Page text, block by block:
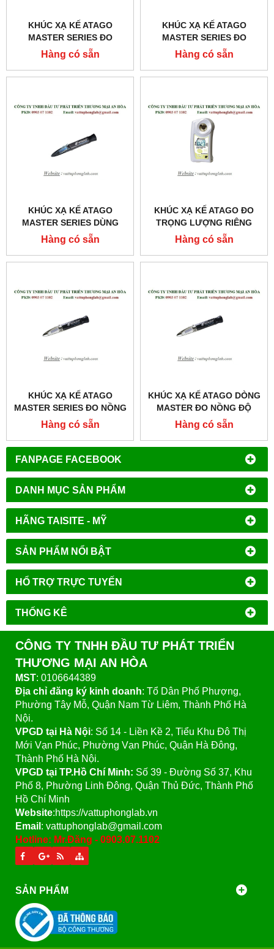
FANPAGE FACEBOOK
DANH MỤC SẢN PHẨM
HÃNG TAISITE - MỸ
SẢN PHẨM NỔI BẬT
HỔ TRỢ TRỰC TUYẾN
THỐNG KÊ
KHÚC XẠ KẾ ATAGO
MASTER SERIES ĐO
TRỌNG LƯỢNG RIÊNG
NƯỚC TIỂU
MODEL:MASTER-URC/NM
Hàng có sẵn
KHÚC XẠ KẾ ATAGO
MASTER SERIES ĐO
TRỌNG LƯỢNG RIÊNG
NƯỚC TIỂU
MODEL:MASTER-URC/NΑ
Hàng có sẵn
KHÚC XẠ KẾ ATAGO
MASTER SERIES DÙNG
CHO KHÁM VÀ CHỮA
BỆNH MODEL:MASTER-
SUR/NΑ
Hàng có sẵn
KHÚC XẠ KẾ ATAGO ĐO
TRỌNG LƯỢNG RIÊNG
NƯỚC TIỂU CỦA CHÓ
MODEL:PAL-USG (DOG)
Hàng có sẵn
KHÚC XẠ KẾ ATAGO
MASTER SERIES ĐO NỒNG
ĐỘ RƯỢU
MODEL:MASTER-KMW
Hàng có sẵn
KHÚC XẠ KẾ ATAGO DÒNG
MASTER ĐO NỒNG ĐỘ
RƯỢU MODEL:MASTER-
GOE
Hàng có sẵn
CÔNG TY TNHH ĐẦU TƯ PHÁT TRIỂN
THƯƠNG MẠI AN HÒA
MST: 0106644389
Địa chỉ đăng ký kinh doanh: Tổ Dân Phố Phượng,
Phường Tây Mỗ, Quận Nam Từ Liêm, Thành Phố Hà
Nội.
VPGD tại Hà Nội: Số 14 - Liền Kề 2, Tiểu Khu Đô Thị
Mới Vạn Phúc, Phường Vạn Phúc, Quận Hà Đông,
Thành Phố Hà Nội.
VPGD tại TP.Hồ Chí Minh: Số 39 - Đường Số 37, Khu
Phố 8, Phường Linh Đông, Quận Thủ Đức, Thành Phố
Hồ Chí Minh
Website:https://vattuphonglab.vn
Email : vattuphonglab@gmail.com
Hotline: Mr.Đăng - 0903.07.1102
SẢN PHẨM